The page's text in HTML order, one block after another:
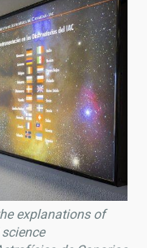
explanations of